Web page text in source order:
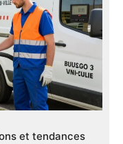
et tendances